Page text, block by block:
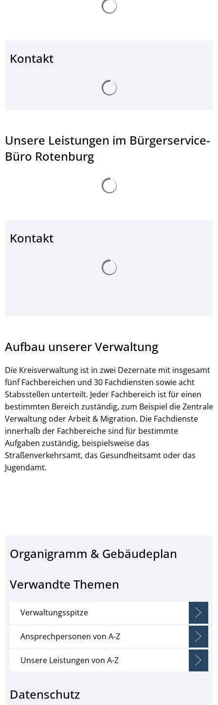
Kontakt
Unsere Leistungen im Bürgerservice-
Büro Rotenburg
Kontakt
Aufbau unserer Verwaltung
Die Kreisverwaltung ist in zwei Dezernate mit insgesamt
fünf Fachbereichen und 30 Fachdiensten sowie acht
Stabsstellen unterteilt. Jeder Fachbereich ist für einen
bestimmten Bereich zuständig, zum Beispiel die Zentrale
Verwaltung oder Arbeit & Migration. Die Fachdienste
innerhalb der Fachbereiche sind für bestimmte
Aufgaben zuständig, beispielsweise das
Straßenverkehrsamt, das Gesundheitsamt oder das
Jugendamt.
Organigramm & Gebäudeplan
Verwandte Themen
Verwaltungsspitze
Ansprechpersonen von A-Z
Unsere Leistungen von A-Z
Datenschutz